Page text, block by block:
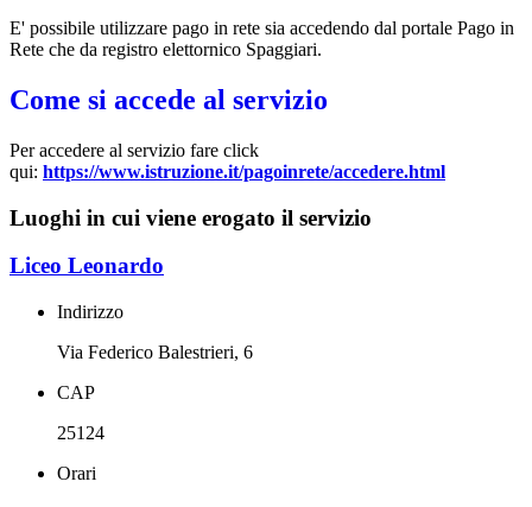
E' possibile utilizzare pago in rete sia accedendo dal portale Pago in
Rete che da registro elettornico Spaggiari.
Come si accede al servizio
Per accedere al servizio fare click
qui: https://www.istruzione.it/pagoinrete/accedere.html
Luoghi in cui viene erogato il servizio
Liceo Leonardo
Indirizzo
Via Federico Balestrieri, 6
CAP
25124
Orari